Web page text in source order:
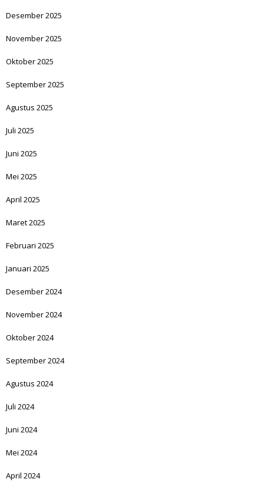
Desember 2025
November 2025
Oktober 2025
September 2025
Agustus 2025
Juli 2025
Juni 2025
Mei 2025
April 2025
Maret 2025
Februari 2025
Januari 2025
Desember 2024
November 2024
Oktober 2024
September 2024
Agustus 2024
Juli 2024
Juni 2024
Mei 2024
April 2024